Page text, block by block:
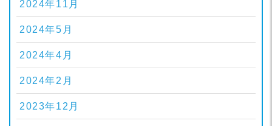
2024年11月
2024年5月
2024年4月
2024年2月
2023年12月